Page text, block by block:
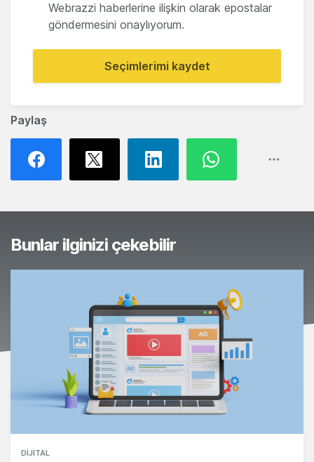
Paylaş
Webrazzi haberlerine ilişkin olarak epostalar
göndermesini onaylıyorum.
Seçimlerimi kaydet
Bunlar ilginizi çekebilir
DIJITAL